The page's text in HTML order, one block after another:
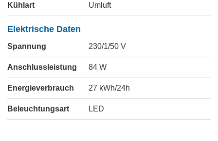
Kühlart Umluft
Elektrische Daten
Spannung 230/1/50 V
Anschlussleistung 84 W
Energieverbrauch 27 kWh/24h
Beleuchtungsart LED